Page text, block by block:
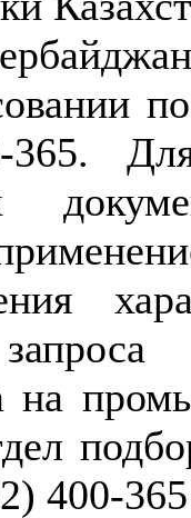
на
400-365